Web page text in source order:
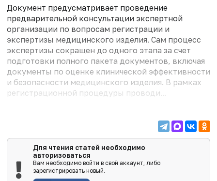
Документ предусматривает проведение
предварительной консультации экспертной
организации по вопросам регистрации и
экспертизы медицинского изделия. Сам процесс
экспертизы сокращен до одного этапа за счет
подготовки полного пакета документов, включая
документы по оценке клинической эффективности
и безопасности медицинского изделия. В рамках
регистрационной про­цедуры проводи...
Для чтения статей необходимо
авторизоваться
Вам необходимо войти в свой аккаунт, либо
зарегистрировать новый.